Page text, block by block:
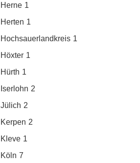
Herne 1
Herten 1
Hochsauerlandkreis 1
Höxter 1
Hürth 1
Iserlohn 2
Jülich 2
Kerpen 2
Kleve 1
Köln 7